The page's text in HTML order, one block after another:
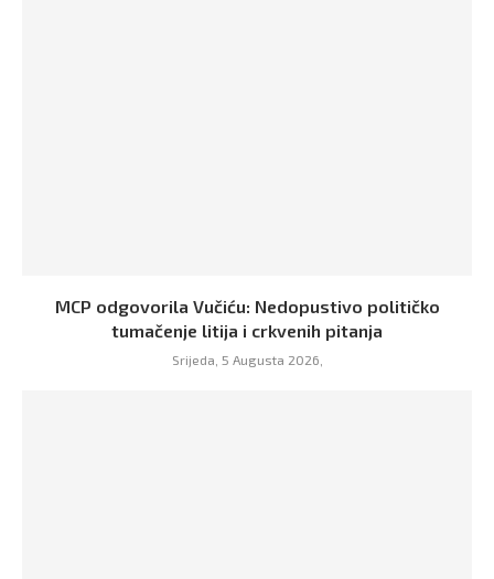
MCP odgovorila Vučiću: Nedopustivo političko
tumačenje litija i crkvenih pitanja
Srijeda, 5 Augusta 2026,